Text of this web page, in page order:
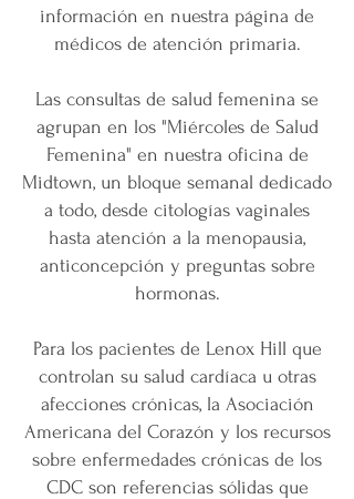
información en nuestra página de
médicos de atención primaria.
Las consultas de salud femenina se
agrupan en los "Miércoles de Salud
Femenina" en nuestra oficina de
Midtown, un bloque semanal dedicado
a todo, desde citologías vaginales
hasta atención a la menopausia,
anticoncepción y preguntas sobre
hormonas.
Para los pacientes de Lenox Hill que
controlan su salud cardíaca u otras
afecciones crónicas, la Asociación
Americana del Corazón y los recursos
sobre enfermedades crónicas de los
CDC son referencias sólidas que